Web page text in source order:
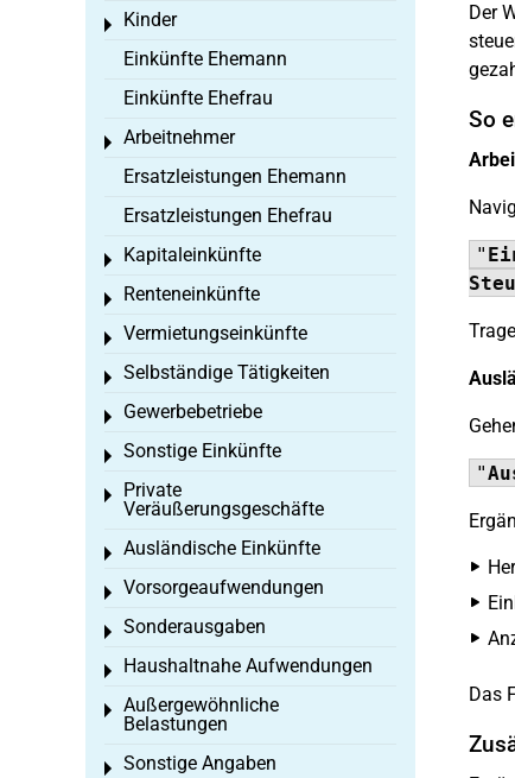
Der
So
"
"
Das
Kinder
Toggle menu
Einkünfte Ehemann
Einkünfte Ehefrau
Arbeitnehmer
Toggle menu
Ersatzleistungen Ehemann
Ersatzleistungen Ehefrau
Kapitaleinkünfte
Toggle menu
Renteneinkünfte
Toggle menu
Vermietungseinkünfte
Toggle menu
Selbständige Tätigkeiten
Toggle menu
Gewerbebetriebe
Toggle menu
Sonstige Einkünfte
Toggle menu
Private
Veräußerungsgeschäfte
Toggle menu
Ausländische Einkünfte
Toggle menu
Vorsorgeaufwendungen
Toggle menu
Sonderausgaben
Toggle menu
Haushaltnahe Aufwendungen
Toggle menu
Außergewöhnliche
Belastungen
Toggle menu
Sonstige Angaben
Toggle menu